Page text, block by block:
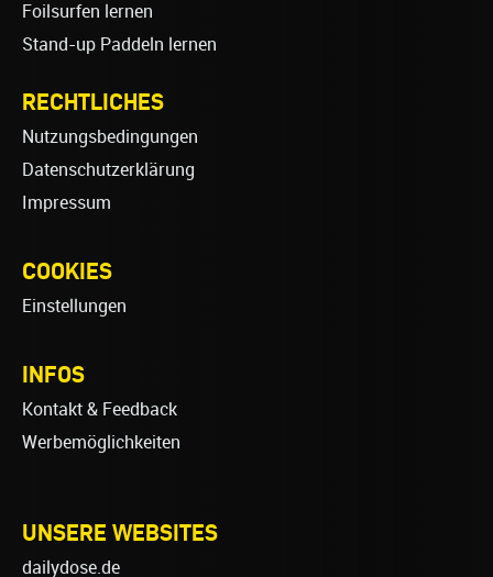
Foilsurfen lernen
Stand-up Paddeln lernen
RECHTLICHES
Nutzungsbedingungen
Datenschutzerklärung
Impressum
COOKIES
Einstellungen
INFOS
Kontakt & Feedback
Werbemöglichkeiten
UNSERE WEBSITES
dailydose.de